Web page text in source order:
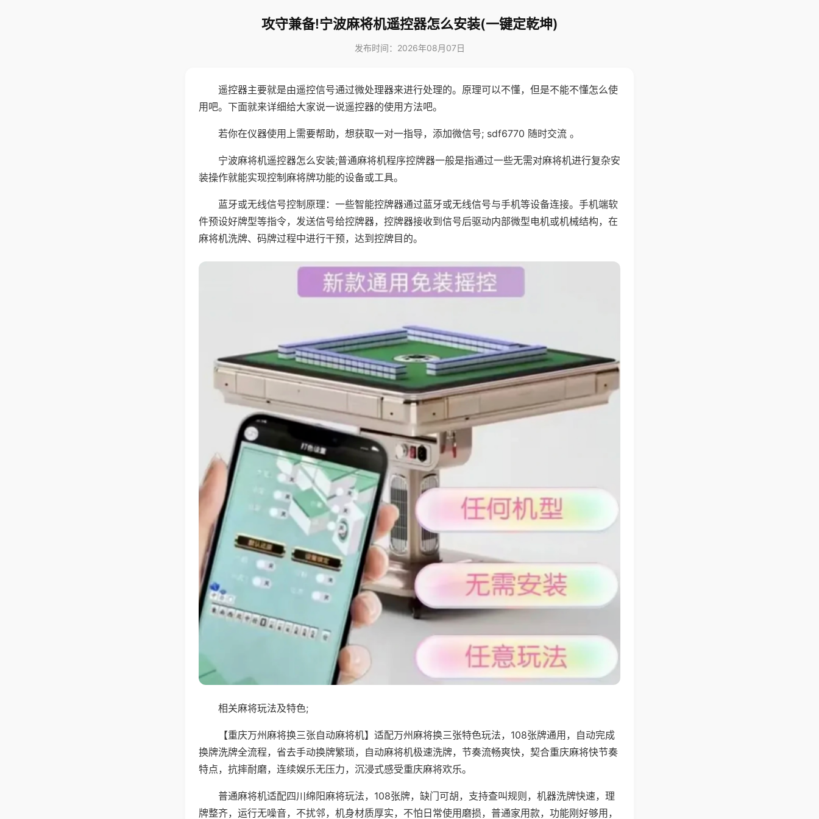
攻守兼备!宁波麻将机遥控器怎么安装(一键定乾坤)
发布时间：2026年08月07日
遥控器主要就是由遥控信号通过微处理器来进行处理的。原理可以不懂，但是不能不懂怎么使
用吧。下面就来详细给大家说一说遥控器的使用方法吧。
若你在仪器使用上需要帮助，想获取一对一指导，添加微信号; sdf6770 随时交流 。
宁波麻将机遥控器怎么安装;普通麻将机程序控牌器一般是指通过一些无需对麻将机进行复杂安
装操作就能实现控制麻将牌功能的设备或工具。
蓝牙或无线信号控制原理：一些智能控牌器通过蓝牙或无线信号与手机等设备连接。手机端软
件预设好牌型等指令，发送信号给控牌器，控牌器接收到信号后驱动内部微型电机或机械结构，在
麻将机洗牌、码牌过程中进行干预，达到控牌目的。
相关麻将玩法及特色;
【重庆万州麻将换三张自动麻将机】适配万州麻将换三张特色玩法，108张牌通用，自动完成
换牌洗牌全流程，省去手动换牌繁琐，自动麻将机极速洗牌，节奏流畅爽快，契合重庆麻将快节奏
特点，抗摔耐磨，连续娱乐无压力，沉浸式感受重庆麻将欢乐。
普通麻将机适配四川绵阳麻将玩法，108张牌，缺门可胡，支持查叫规则，机器洗牌快速，理
牌整齐，运行无噪音，不扰邻，机身材质厚实，不怕日常使用磨损，普通家用款，功能刚好够用，